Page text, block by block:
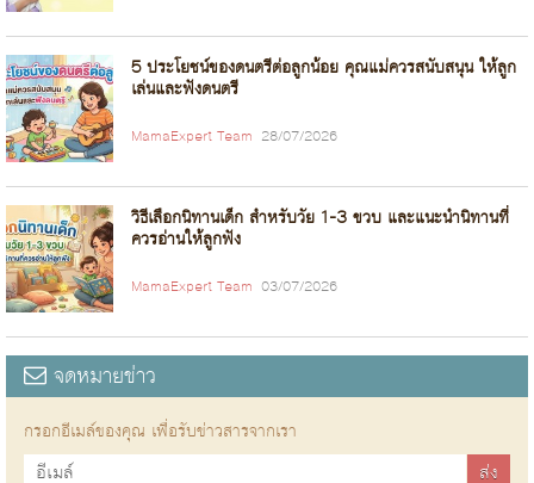
5 ประโยชน์ของดนตรีต่อลูกน้อย คุณแม่ควรสนับสนุน ให้ลูก
เล่นและฟังดนตรี
MamaExpert Team 28/07/2026
วิธีเลือกนิทานเด็ก สำหรับวัย 1-3 ขวบ และแนะนำนิทานที่
ควรอ่านให้ลูกฟัง
MamaExpert Team 03/07/2026
จดหมายข่าว
กรอกอีเมล์ของคุณ เพื่อรับข่าวสารจากเรา